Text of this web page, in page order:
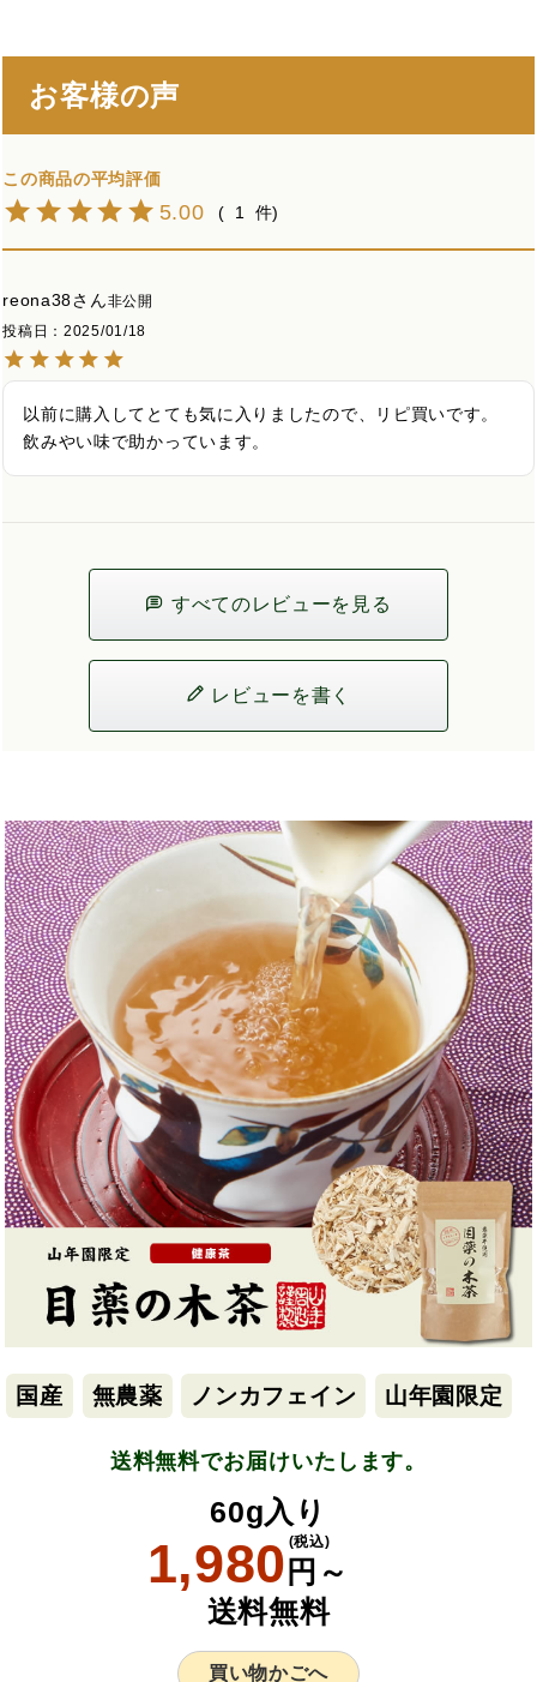
お客様の声
5.00 1
reona38
非公開
投稿日
2025/01/18
以前に購入してとても気に入りましたので、リピ買いです。
飲みやい味で助かっています。
すべてのレビューを見る
レビューを書く
国産 無農薬 ノンカフェイン 山年園限定
送料無料でお届けいたします。
60g入り
1,980 円～
(税込)
送料無料
買い物かごへ